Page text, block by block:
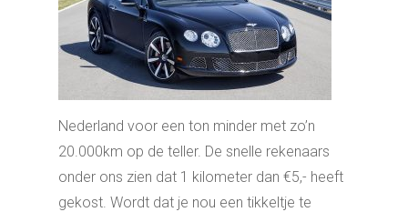
Nederland voor een ton minder met zo’n
20.000km op de teller. De snelle rekenaars
onder ons zien dat 1 kilometer dan €5,- heeft
gekost. Wordt dat je nou een tikkeltje te